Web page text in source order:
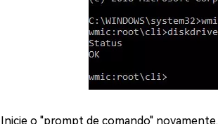
Inicie o "prompt de comando" novamente.